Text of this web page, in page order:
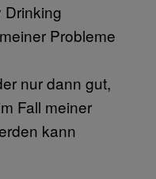
Drinking
Probleme
nur dann gut,
Fall meiner
kann